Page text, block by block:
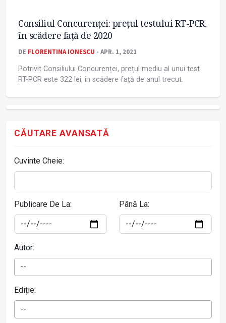
Consiliul Concurenței: prețul testului RT-PCR,
în scădere față de 2020
DE FLORENTINA IONESCU - APR. 1, 2021
Potrivit Consiliului Concurenței, prețul mediu al unui test
RT-PCR este 322 lei, în scădere față de anul trecut.
CĂUTARE AVANSATĂ
Cuvinte Cheie:
Publicare De La: Până La:
Autor:
--
Ediție:
--